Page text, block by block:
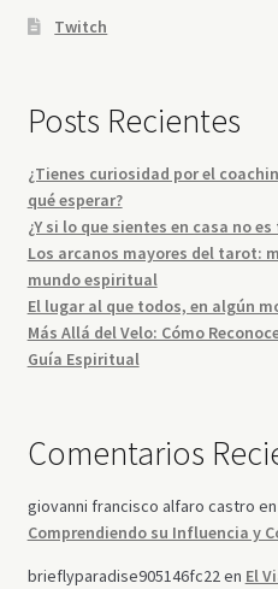
Twitch
Posts Recientes
¿Tienes curiosidad por el
qué esperar?
¿Y si lo que sientes en casa no es
Los arcanos mayores del tarot:
mundo espiritual
El lugar al que todos, en algún
Más Allá del Velo: Cómo
Guía Espiritual
Comentarios
giovanni francisco alfaro castro en
Comprendiendo su Influencia y
brieflyparadise905146fc22 en El